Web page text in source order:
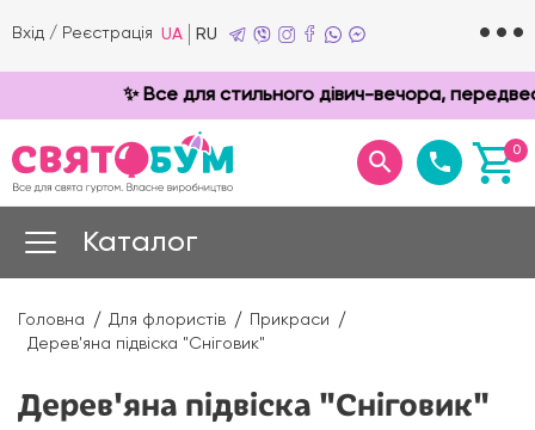
Вхід / Реєстрація UA RU
✨ Все для стильного дівич-вечора,
0
Каталог
Головна Для флористів
Прикраси
Дерев'яна підвіска "Сніговик"
Дерев'яна підвіска "Сніговик"